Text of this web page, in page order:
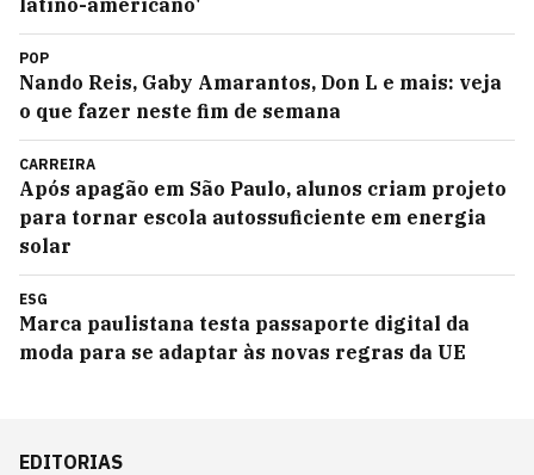
latino-americano'
POP
Nando Reis, Gaby Amarantos, Don L e mais: veja
o que fazer neste fim de semana
CARREIRA
Após apagão em São Paulo, alunos criam projeto
para tornar escola autossuficiente em energia
solar
ESG
Marca paulistana testa passaporte digital da
moda para se adaptar às novas regras da UE
EDITORIAS